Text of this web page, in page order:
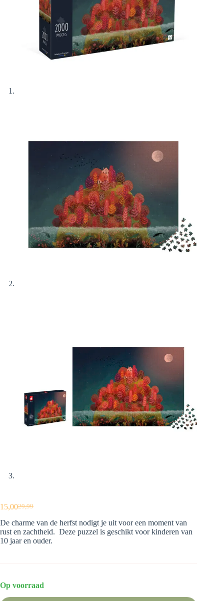
29,99
Oorspronkelijke
prijs
was:
€29,99.
15,00Huidige
prijs
is:
€15,00.
De charme van de herfst nodigt je uit voor een moment van
rust en zachtheid. Deze puzzel is geschikt voor kinderen van
10 jaar en ouder.
Op voorraad